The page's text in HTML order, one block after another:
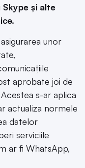
Skype și alte
unor
aprobate joi de
Acestea s-ar aplica
actualiza normele
datelor
serviciile
ar fi WhatsApp,